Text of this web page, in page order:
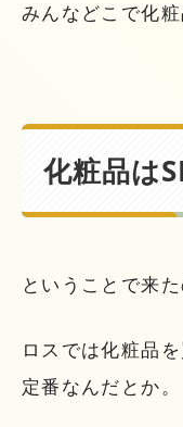
みんなどこで化
化粧品は
ということで来
ロスでは化粧品
定番なんだとか。